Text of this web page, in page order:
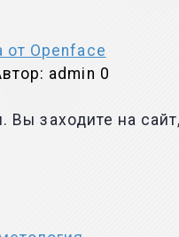
от Openface
admin 0
заходите на